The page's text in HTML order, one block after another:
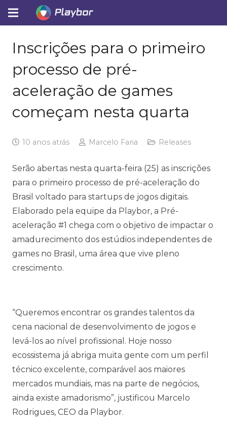
Inscrições para o primeiro
processo de pré-
aceleração de games
começam nesta quarta
10 anos atrás Marcelo Faria Releases
Serão abertas nesta quarta-feira (25) as inscrições
para o primeiro processo de pré-aceleração do
Brasil voltado para startups de jogos digitais.
Elaborado pela equipe da Playbor, a Pré-
aceleração #1 chega com o objetivo de impactar o
amadurecimento dos estúdios independentes de
games no Brasil, uma área que vive pleno
crescimento.
“Queremos encontrar os grandes talentos da
cena nacional de desenvolvimento de jogos e
levá-los ao nível profissional. Hoje nosso
ecossistema já abriga muita gente com um perfil
técnico excelente, comparável aos maiores
mercados mundiais, mas na parte de negócios,
ainda existe amadorismo”, justificou Marcelo
Rodrigues, CEO da Playbor.